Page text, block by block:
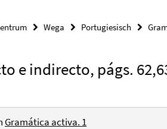
Wega Portugiesisch
e indirecto, págs.
Gramática activa. 1